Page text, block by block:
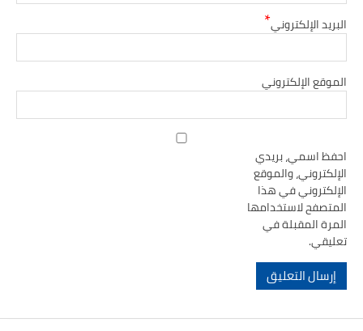
البريد الإلكتروني*
الموقع الإلكتروني
احفظ اسمي، بريدي
الإلكتروني، والموقع
الإلكتروني في هذا
المتصفح لاستخدامها
المرة المقبلة في
تعليقي.